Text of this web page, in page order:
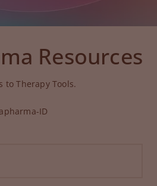
Resources
to Therapy Tools.
ID